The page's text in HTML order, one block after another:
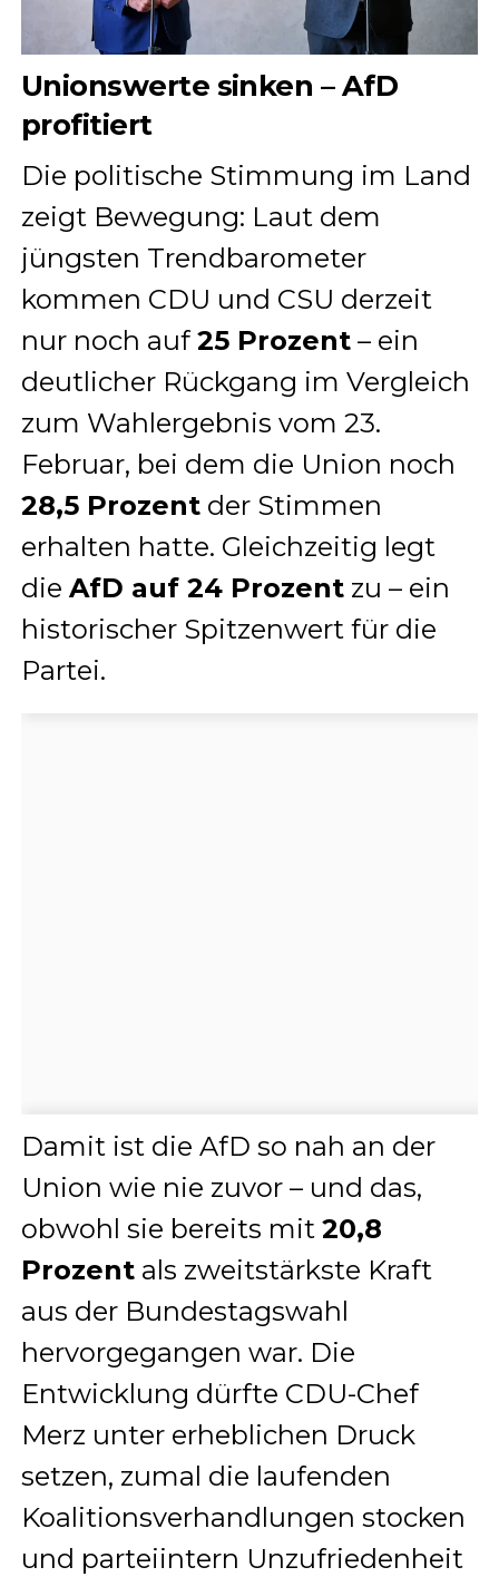
Unionswerte sinken – AfD
profitiert
Die politische Stimmung im Land
zeigt Bewegung: Laut dem
jüngsten Trendbarometer
kommen CDU und CSU derzeit
nur noch auf25 Prozent– ein
deutlicher Rückgang im Vergleich
zum Wahlergebnis vom 23.
Februar, bei dem die Union noch
28,5 Prozentder Stimmen
erhalten hatte. Gleichzeitig legt
die AfD auf 24 Prozentzu – ein
historischer Spitzenwert für die
Partei.
Damit ist die AfD so nah an der
Union wie nie zuvor – und das,
obwohl sie bereits mit 20,8
Prozentals zweitstärkste Kraft
aus der Bundestagswahl
hervorgegangen war. Die
Entwicklung dürfte CDU-Chef
Merz unter erheblichen Druck
setzen, zumal die laufenden
Koalitionsverhandlungen stocken
und parteiintern Unzufriedenheit